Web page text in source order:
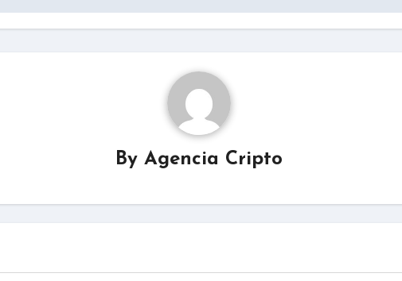
ByAgencia Cripto